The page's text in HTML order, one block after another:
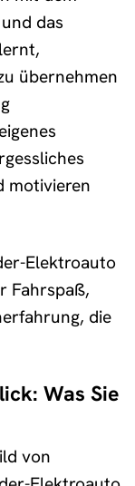
das
übernehmen
motivieren
Elektroauto
Fahrspaß,
die
Was Sie
von